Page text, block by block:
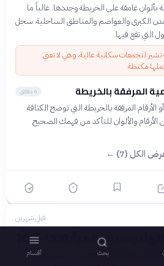
غامقة على الخريطة وحددها. غالباً ما
الكبرى والعواصم والمناطق الساحلية. سجل
التي تقع فيها.
تشير لتجمعات سكانية عالية، وهي لا تعني
مكتظة
المرفقة بالخريطة 6 دقائق
المرفقة بالخريطة التي توضح الكثافة
الأرقام والألوان للتأكد من فهمك الصحيح
الكل (7) ←
قبل شهرين
عالمياً: 1990-2024
بحث أقسام